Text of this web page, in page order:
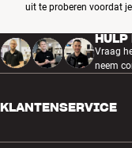
uit te proberen voordat
Vraag
neem
KLANTENSERVICE